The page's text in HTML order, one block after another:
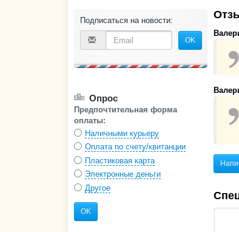
Подписаться на новости:
OK
Опрос
Предпочтительная форма
оплаты:
Наличными курьеру
Оплата по счету/квитанции
Пластиковая карта
Электронные деньги
Другое
OK